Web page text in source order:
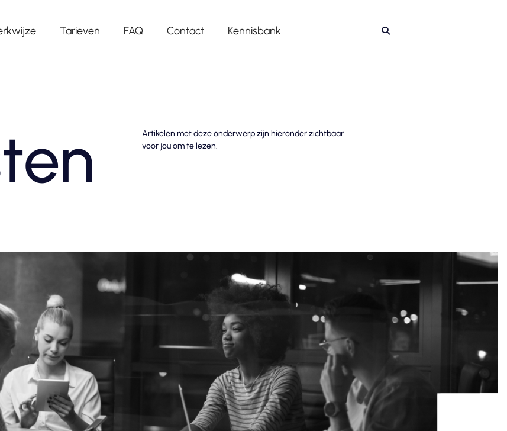
Tarieven FAQ Contact Kennisbank 
Artikelen met deze onderwerp zijn hieronder zichtbaar
voor jou om te lezen.